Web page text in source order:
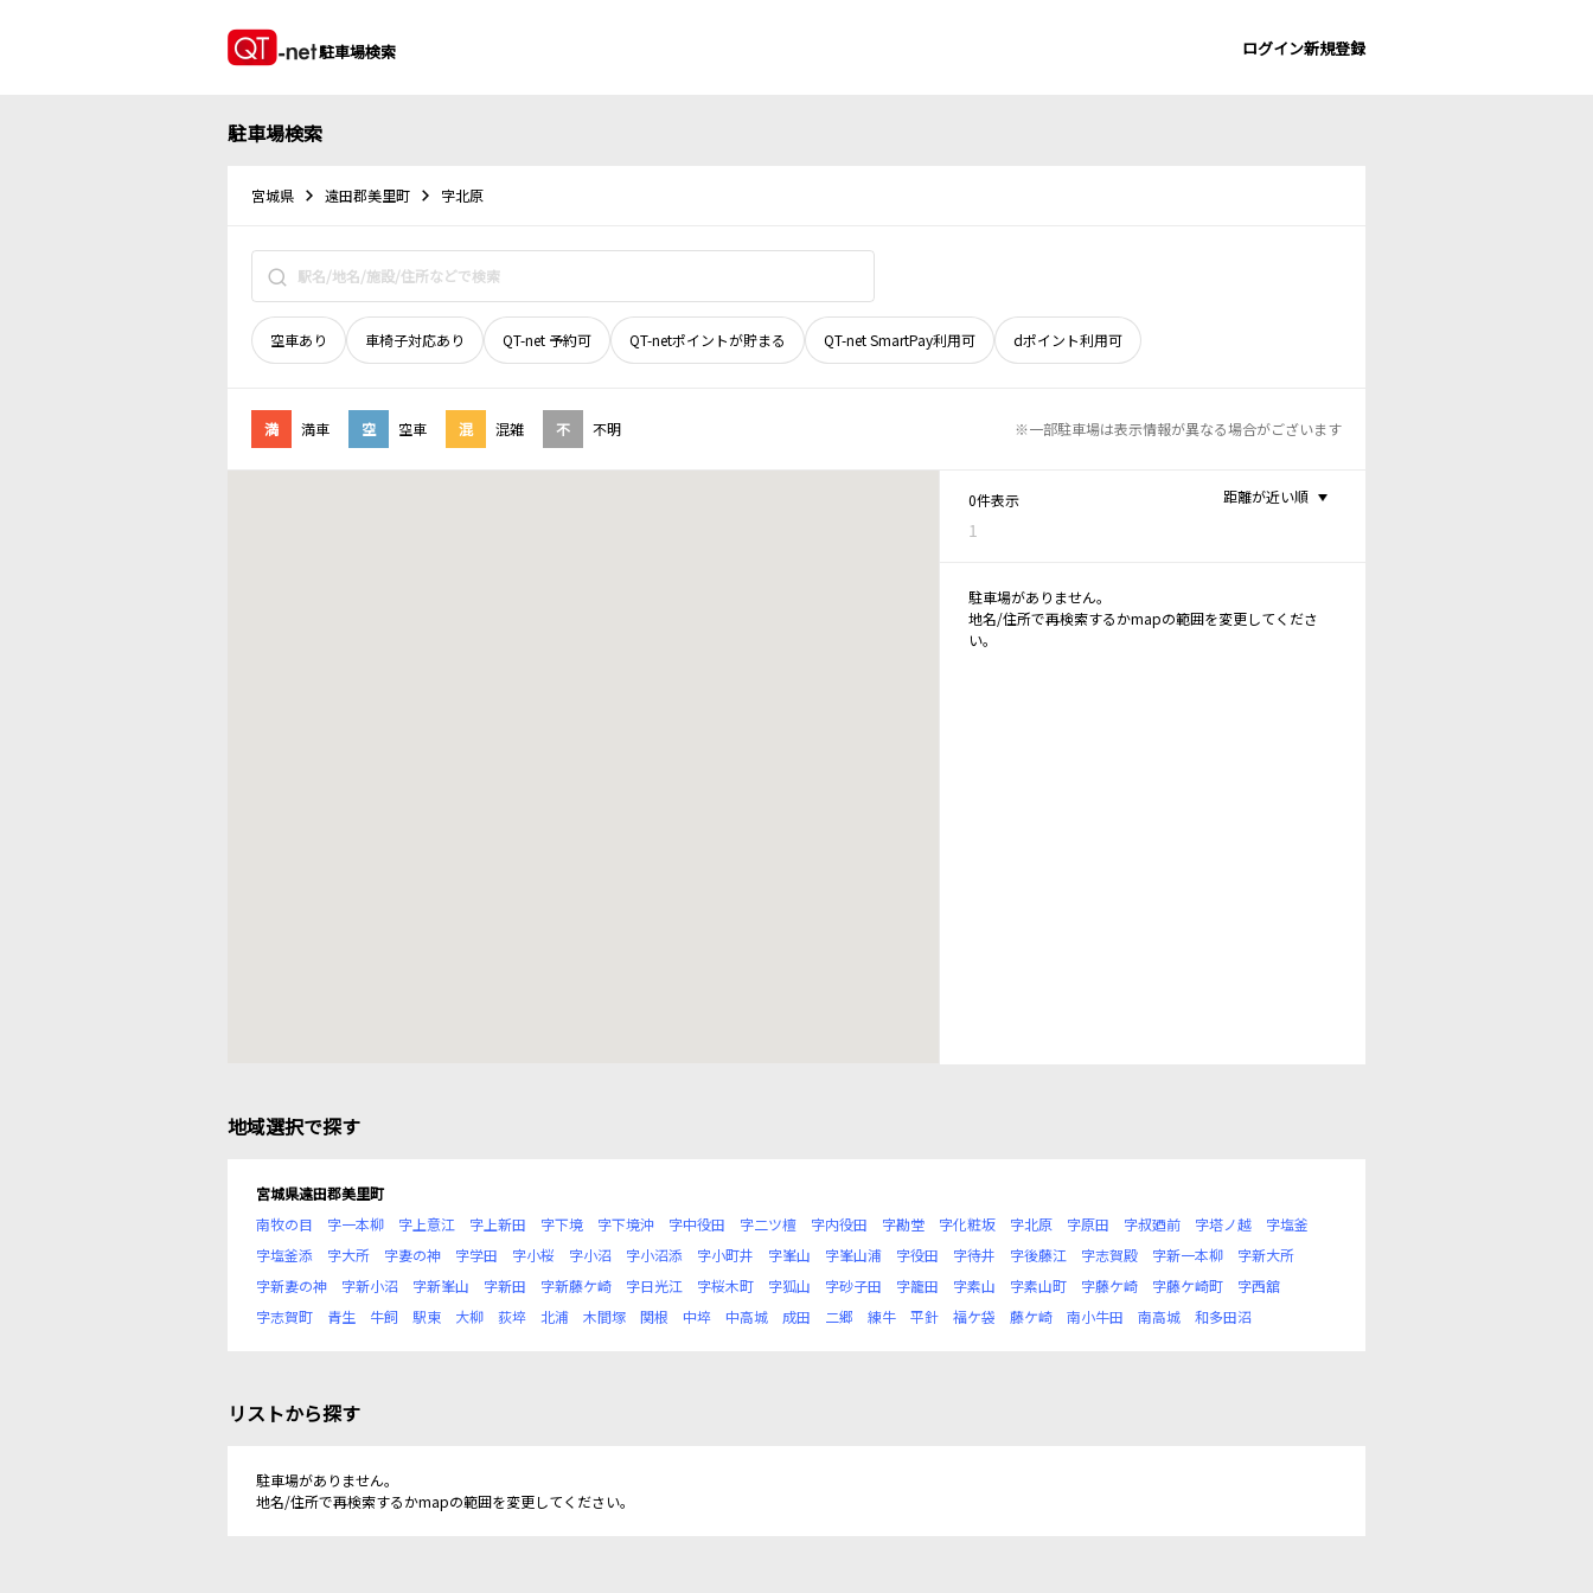
駐車場検索 ログイン新規登録
駐車場検索
宮城県 遠田郡美里町 字北原
空車あり 車椅子対応あり QT-net 予約可 QT-netポイントが貯まる QT-net SmartPay利用可 dポイント利用可
満 満車 空 空車 混 混雑 不 不明 ※一部駐車場は表示情報が異なる場合がございます
0件表示
1
距離が近い順
駐車場がありません。
地名/住所で再検索するかmapの範囲を変更してくださ
い。
地域選択で探す
宮城県遠田郡美里町
南牧の目
字一本柳 字上意江 字上新田 字下境 字下境沖 字中役田 字二ツ檀 字内役田 字勘堂 字化粧坂 字北原 字原田 字叔廼前 字塔ノ越
字塩釜
字塩釜添
字大所 字妻の神 字学田 字小桜 字小沼 字小沼添 字小町井 字峯山 字峯山浦 字役田 字待井 字後藤江 字志賀殿 字新一本柳
字新大所
字新妻の神
字新小沼 字新峯山 字新田 字新藤ケ崎 字日光江 字桜木町 字狐山 字砂子田 字籠田 字素山 字素山町 字藤ケ崎 字藤ケ崎町
字西舘
字志賀町
青生 牛飼 駅東 大柳 荻埣 北浦 木間塚 関根 中埣 中高城 成田 二郷 練牛 平針 福ケ袋 藤ケ崎 南小牛田 南高城 和多田沼
リストから探す
駐車場がありません。
地名/住所で再検索するかmapの範囲を変更してください。